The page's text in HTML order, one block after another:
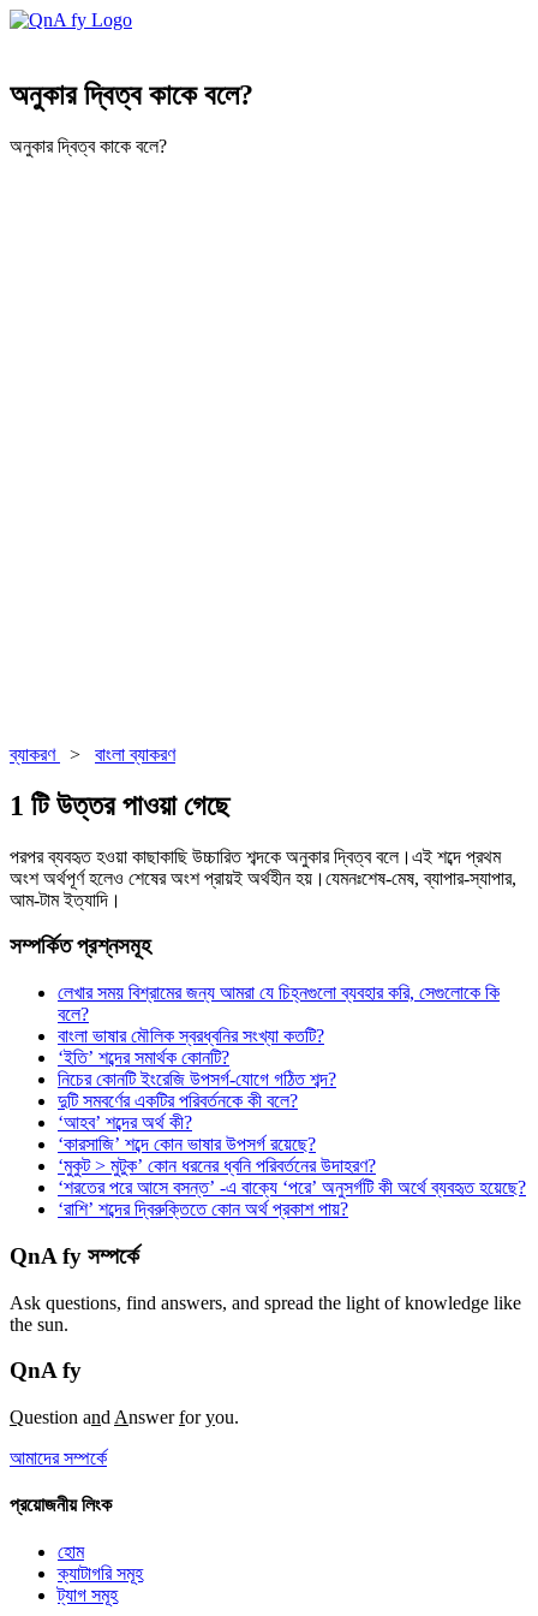
অনুকার দ্বিত্ব কাকে বলে?
অনুকার দ্বিত্ব কাকে বলে?
ব্যাকরণ > বাংলা ব্যাকরণ
1 টি উত্তর পাওয়া গেছে
পরপর ব্যবহৃত হওয়া কাছাকাছি উচ্চারিত শব্দকে অনুকার দ্বিত্ব বলে।এই শব্দে প্রথম
অংশ অর্থপূর্ণ হলেও শেষের অংশ প্রায়ই অর্থহীন হয়।যেমনঃশেষ-মেষ, ব্যাপার-স্যাপার,
আম-টাম ইত্যাদি।
সম্পর্কিত প্রশ্নসমূহ
লেখার সময় বিশ্রামের জন্য আমরা যে চিহ্নগুলো ব্যবহার করি, সেগুলোকে কি
বলে?
বাংলা ভাষার মৌলিক স্বরধ্বনির সংখ্যা কতটি?
‘ইতি’ শব্দের সমার্থক কোনটি?
নিচের কোনটি ইংরেজি উপসর্গ-যোগে গঠিত শব্দ?
দুটি সমবর্ণের একটির পরিবর্তনকে কী বলে?
‘আহব’ শব্দের অর্থ কী?
‘কারসাজি’ শব্দে কোন ভাষার উপসর্গ রয়েছে?
‘মুকুট > মুটুক’ কোন ধরনের ধ্বনি পরিবর্তনের উদাহরণ?
‘শরতের পরে আসে বসন্ত’ -এ বাক্যে ‘পরে’ অনুসর্গটি কী অর্থে ব্যবহৃত হয়েছে?
‘রাশি’ শব্দের দ্বিরুক্তিতে কোন অর্থ প্রকাশ পায়?
QnA fy সম্পর্কে
Ask questions, find answers, and spread the light of knowledge like
the sun.
QnAfy
Question and Answerforyou.
আমাদের সম্পর্কে
প্রয়োজনীয় লিংক
হোম
ক্যাটাগরি সমূহ
ট্যাগ সমূহ